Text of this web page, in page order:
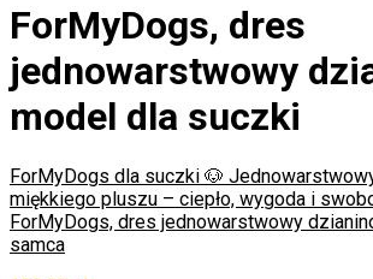
ForMyDogs, dres
jednowarstwowy
model dla suczki
ForMyDogs dla suczki 🐶
miękkiego pluszu – ciepło, wygoda i
ForMyDogs, dres jednowarstwowy
samca